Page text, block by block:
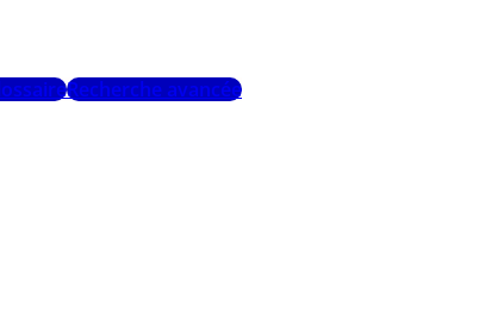
Recherche avancée